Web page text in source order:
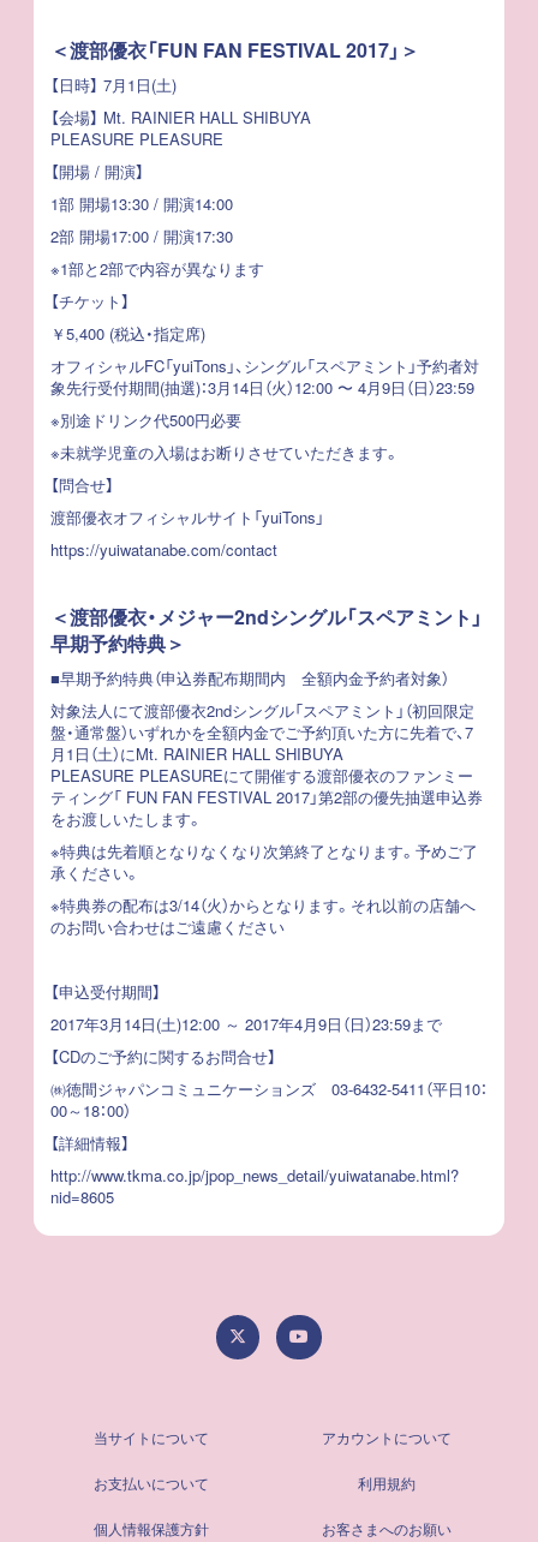
＜渡部優衣「FUN FAN FESTIVAL 2017」＞
【日時】 7月1日(土)
【会場】 Mt. RAINIER HALL SHIBUYA
PLEASURE PLEASURE
【開場 / 開演】
1部 開場13:30 / 開演14:00
2部 開場17:00 / 開演17:30
※1部と2部で内容が異なります
【チケット】
￥5,400 (税込・指定席)
オフィシャルFC「yuiTons」、シングル「スペアミント」予約者対
象先行受付期間(抽選)：3月14日（火）12:00 〜 4月9日（日）23:59
※別途ドリンク代500円必要
※未就学児童の入場はお断りさせていただきます。
【問合せ】
渡部優衣オフィシャルサイト「yuiTons」
https://yuiwatanabe.com/contact
＜渡部優衣・メジャー2ndシングル「スペアミント」
早期予約特典＞
■早期予約特典（申込券配布期間内 全額内金予約者対象）
対象法人にて渡部優衣2ndシングル「スペアミント」（初回限定
盤・通常盤）いずれかを全額内金でご予約頂いた方に先着で、7
月1日（土）にMt. RAINIER HALL SHIBUYA
PLEASURE PLEASUREにて開催する渡部優衣のファンミー
ティング「 FUN FAN FESTIVAL 2017」第2部の優先抽選申込券
をお渡しいたします。
※特典は先着順となりなくなり次第終了となります。予めご了
承ください。
※特典券の配布は3/14（火）からとなります。それ以前の店舗へ
のお問い合わせはご遠慮ください
【申込受付期間】
2017年3月14日(土)12:00 ～ 2017年4月9日（日）23:59まで
【CDのご予約に関するお問合せ】
㈱徳間ジャパンコミュニケーションズ 03-6432-5411 （平日10：
00～18：00）
【詳細情報】
http://www.tkma.co.jp/jpop_news_detail/yuiwatanabe.html?
nid=8605
当サイトについて アカウントについて
お支払いについて 利用規約
個人情報保護方針 お客さまへのお願い